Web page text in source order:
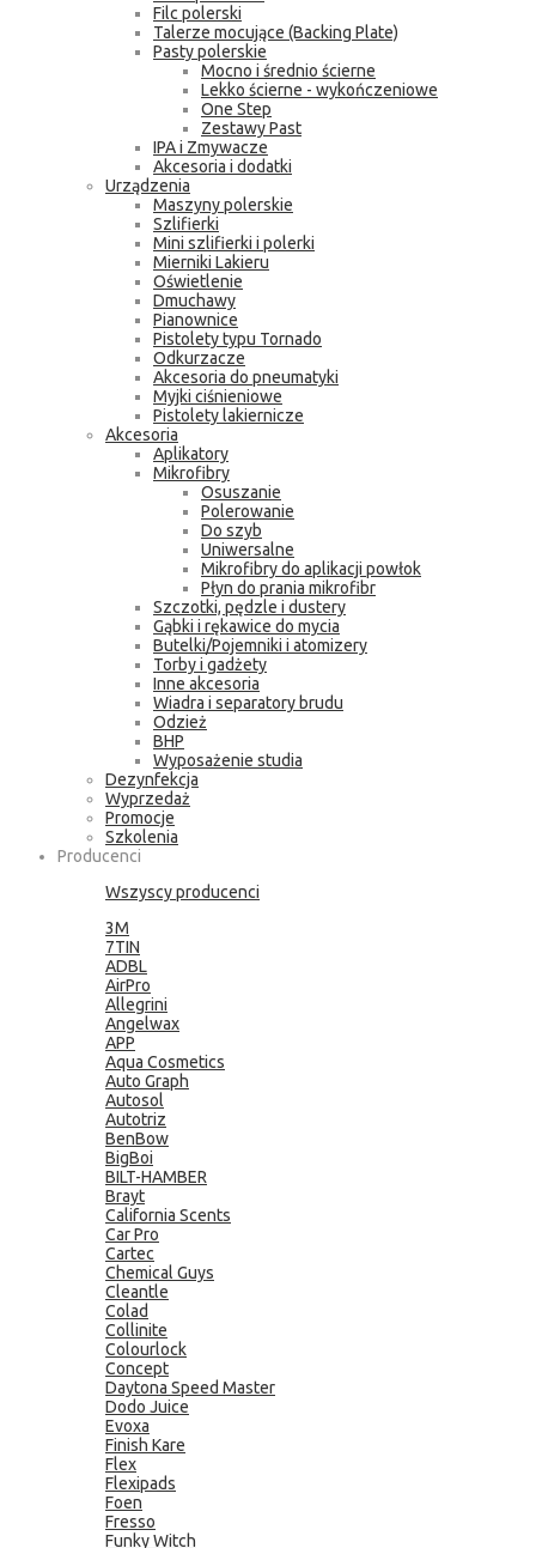
Filc polerski
Talerze mocujące (Backing Plate)
Pasty polerskie
Mocno i średnio ścierne
Lekko ścierne - wykończeniowe
One Step
Zestawy Past
IPA i Zmywacze
Akcesoria i dodatki
Urządzenia
Maszyny polerskie
Szlifierki
Mini szlifierki i polerki
Mierniki Lakieru
Oświetlenie
Dmuchawy
Pianownice
Pistolety typu Tornado
Odkurzacze
Akcesoria do pneumatyki
Myjki ciśnieniowe
Pistolety lakiernicze
Akcesoria
Aplikatory
Mikrofibry
Osuszanie
Polerowanie
Do szyb
Uniwersalne
Mikrofibry do aplikacji powłok
Płyn do prania mikrofibr
Szczotki, pędzle i dustery
Gąbki i rękawice do mycia
Butelki/Pojemniki i atomizery
Torby i gadżety
Inne akcesoria
Wiadra i separatory brudu
Odzież
BHP
Wyposażenie studia
Dezynfekcja
Wyprzedaż
Promocje
Szkolenia
Producenci
Wszyscy producenci
3M
7TIN
ADBL
AirPro
Allegrini
Angelwax
APP
Aqua Cosmetics
Auto Graph
Autosol
Autotriz
BenBow
BigBoi
BILT-HAMBER
Brayt
California Scents
Car Pro
Cartec
Chemical Guys
Cleantle
Colad
Collinite
Colourlock
Concept
Daytona Speed Master
Dodo Juice
Evoxa
Finish Kare
Flex
Flexipads
Foen
Fresso
Funky Witch